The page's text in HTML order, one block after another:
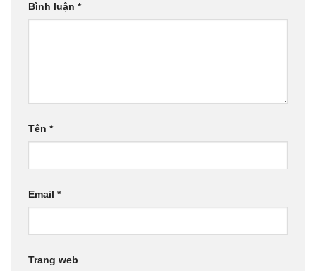
Bình luận *
Tên *
Email *
Trang web